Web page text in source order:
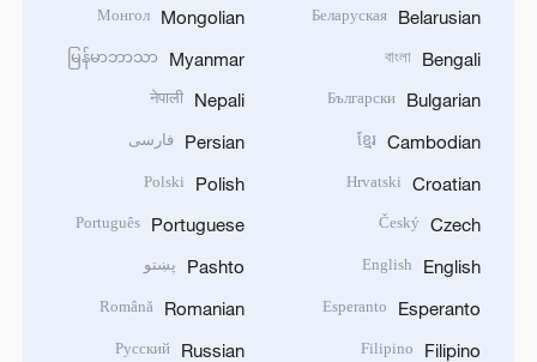
Belarusian
Беларуская
Bengali
বাংলা
Bulgarian
Български
Cambodian
ខ្មែរ
Croatian
Hrvatski
Czech
Český
English
English
Esperanto
Esperanto
Filipino
Filipino
Mongolian
Монгол
Myanmar
မြန်မာဘာသာ
Nepali
नेपाली
Persian فارسی
Polish
Polski
Portuguese
Português
Pashto پښتو
Romanian
Română
Russian
Русский